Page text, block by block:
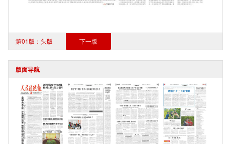
第01版：头版 下一版
版面导航